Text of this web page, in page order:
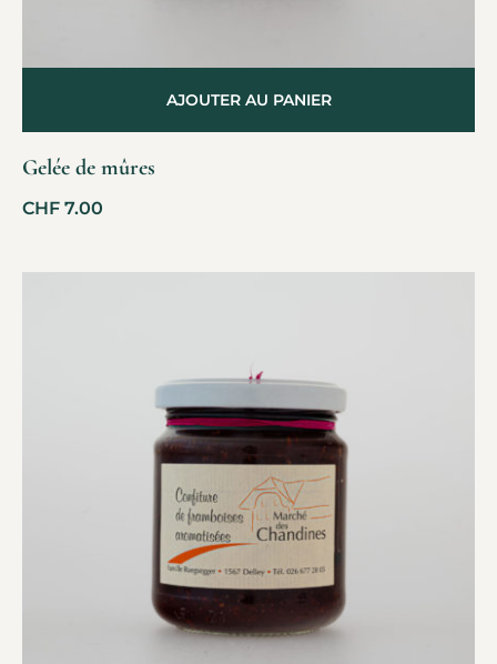
Gelée de mûres
CHF 7.00
AJOUTER AU PANIER